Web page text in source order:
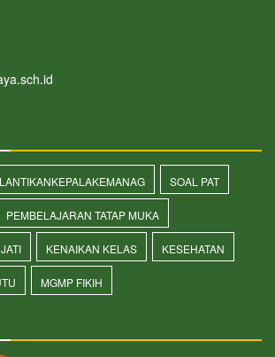
SOAL PAT
PEMBELAJARAN TATAP MUKA
KENAIKAN KELAS KESEHATAN
MGMP FIKIH